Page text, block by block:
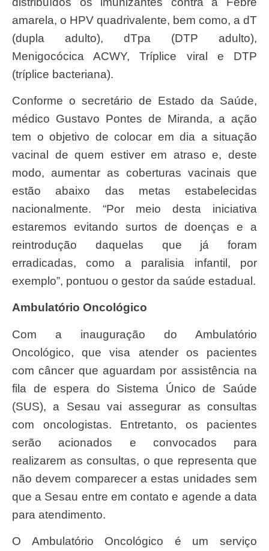
amarela, o HPV quadrivalente, bem como, a dT
(dupla adulto), dTpa (DTP adulto),
Menigocócica ACWY, Tríplice viral e DTP
(tríplice bacteriana).
Conforme o secretário de Estado da Saúde,
médico Gustavo Pontes de Miranda, a ação
tem o objetivo de colocar em dia a situação
vacinal de quem estiver em atraso e, deste
modo, aumentar as coberturas vacinais que
estão abaixo das metas estabelecidas
nacionalmente. “Por meio desta iniciativa
estaremos evitando surtos de doenças e a
reintrodução daquelas que já foram
erradicadas, como a paralisia infantil, por
exemplo”, pontuou o gestor da saúde estadual.
Ambulatório Oncológico
Com a inauguração do Ambulatório
Oncológico, que visa atender os pacientes
com câncer que aguardam por assistência na
fila de espera do Sistema Único de Saúde
(SUS), a Sesau vai assegurar as consultas
com oncologistas. Entretanto, os pacientes
serão acionados e convocados para
realizarem as consultas, o que representa que
não devem comparecer a estas unidades sem
que a Sesau entre em contato e agende a data
para atendimento.
O Ambulatório Oncológico é um serviço